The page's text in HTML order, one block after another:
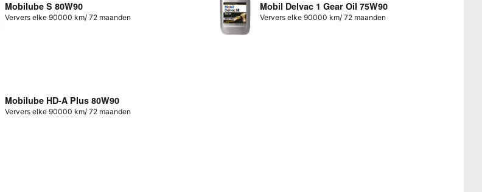
Mobilube S 80W90
Ververs elke 90000 km/ 72 maanden
Mobil Delvac 1 Gear Oil 75W90
Ververs elke 90000 km/ 72 maanden
Mobilube HD-A Plus 80W90
Ververs elke 90000 km/ 72 maanden